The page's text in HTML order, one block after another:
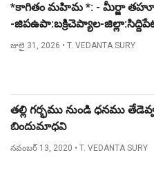
*కాగితం మహిమ *: - మీర్జా
-జిపఉపా:బక్రిచెప్యాల-
జులై 31, 2026 • T. VEDANTA SURY
తల్లి గర్భము నుండి ధనము
బిందుమాధవి
నవంబర్ 13, 2020 • T. VEDANTA SURY